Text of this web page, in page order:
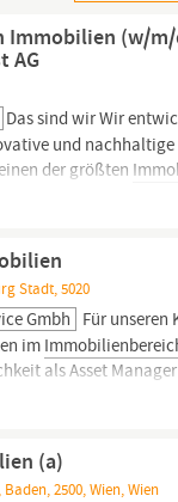
Immobilien (w/
AG
Das sind wir Wir
und nachhaltige
der größten
und
Stadt, 5020
Gmbh Für unseren
im
als Asset Manager
(m/w/d)
Woche Ihr
(a)
2500, Wien, Wien